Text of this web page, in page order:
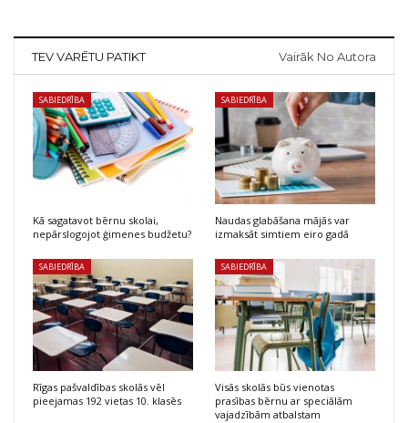
TEV VARĒTU PATIKT Vairāk No Autora
SABIEDRĪBA
Kā sagatavot bērnu skolai,
nepārslogojot ģimenes budžetu?
SABIEDRĪBA
Naudas glabāšana mājās var
izmaksāt simtiem eiro gadā
SABIEDRĪBA
Rīgas pašvaldības skolās vēl
pieejamas 192 vietas 10. klasēs
SABIEDRĪBA
Visās skolās būs vienotas
prasības bērnu ar speciālām
vajadzībām atbalstam